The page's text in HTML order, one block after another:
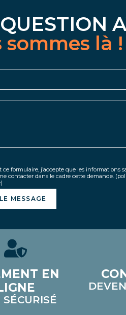
sommes là !
formulaire, j’accepte que les informations
contacter dans le cadre cette demande.
MESSAGE
EN
SÉCURISÉ